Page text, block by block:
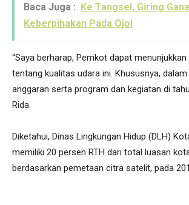
Baca Juga : Ke Tangsel, Giring
Keberpihakan Pada Ojol
“Saya berharap, Pemkot dapat
tentang kualitas udara ini. Khususnya,
anggaran serta program dan kegiatan di
Rida.
Diketahui, Dinas Lingkungan Hidup (DLH)
memiliki 20 persen RTH dari total luasan
berdasarkan pemetaan citra satelit, pada